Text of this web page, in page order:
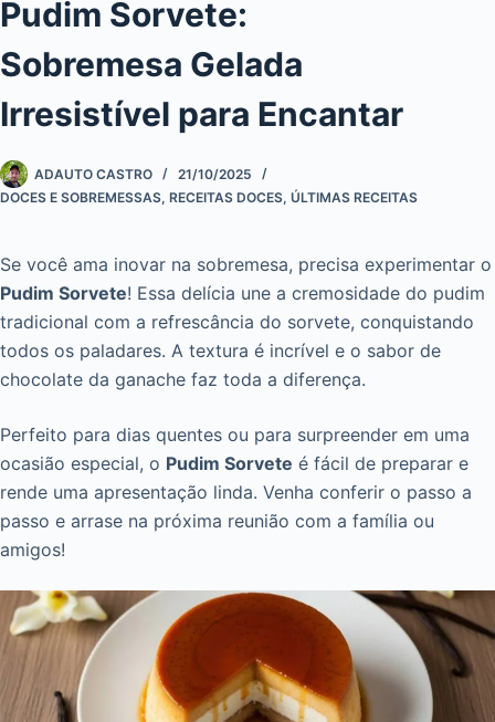
Pudim Sorvete:
Sobremesa Gelada
Irresistível para Encantar
ADAUTO CASTRO
21/10/2025
DOCES E SOBREMESSAS, RECEITAS DOCES, ÚLTIMAS RECEITAS
Se você ama inovar na sobremesa, precisa experimentar o
Pudim Sorvete! Essa delícia une a cremosidade do pudim
tradicional com a refrescância do sorvete, conquistando
todos os paladares. A textura é incrível e o sabor de
chocolate da ganache faz toda a diferença.
Perfeito para dias quentes ou para surpreender em uma
ocasião especial, o Pudim Sorvete é fácil de preparar e
rende uma apresentação linda. Venha conferir o passo a
passo e arrase na próxima reunião com a família ou
amigos!